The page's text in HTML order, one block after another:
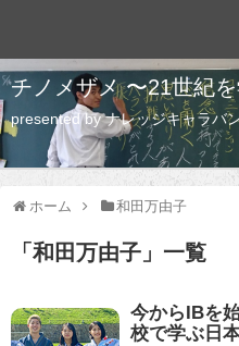
チノメザメ 〜21世紀
presented by ナレッジキャラバ
ホーム 和田万由子
「 和田万由子 」 一覧
今からIBを
校で学ぶ日